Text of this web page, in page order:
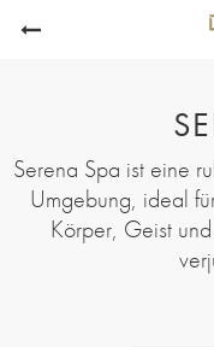
Serena Spa ist eine
Umgebung, ideal
Körper, Geist